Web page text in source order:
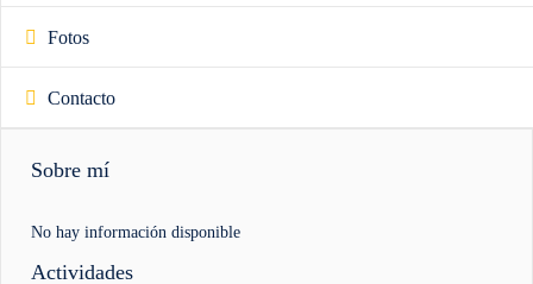
Fotos
Contacto
Sobre mí
No hay información disponible
Actividades